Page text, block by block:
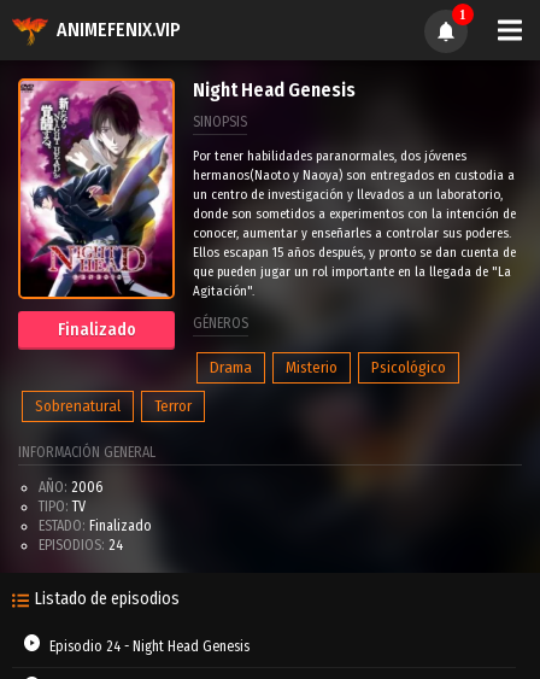
ANIMEFENIX.VIP
1
Finalizado
Night Head Genesis
SINOPSIS
Por tener habilidades paranormales, dos jóvenes
hermanos(Naoto y Naoya) son entregados en custodia a
un centro de investigación y llevados a un laboratorio,
donde son sometidos a experimentos con la intención de
conocer, aumentar y enseñarles a controlar sus poderes.
Ellos escapan 15 años después, y pronto se dan cuenta de
que pueden jugar un rol importante en la llegada de "La
Agitación".
GÉNEROS
Drama Misterio Psicológico
Sobrenatural Terror
INFORMACIÓN GENERAL
AÑO: 2006
TIPO: TV
ESTADO: Finalizado
EPISODIOS: 24
Listado de episodios
Episodio 24 - Night Head Genesis